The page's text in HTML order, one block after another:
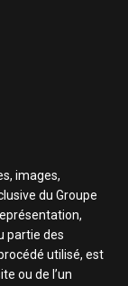
images,
du Groupe
partie des
utilisé, est
ou de l’un